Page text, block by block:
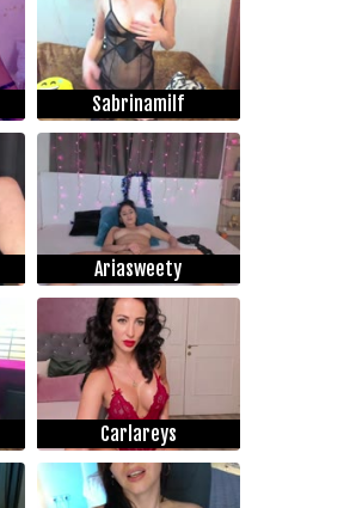
Sabrinamilf
Ariasweety
Carlareys